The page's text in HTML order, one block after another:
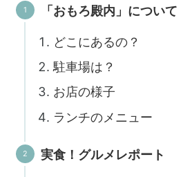
「おもろ殿内」について
どこにあるの？
駐車場は？
お店の様子
ランチのメニュー
実食！グルメレポート